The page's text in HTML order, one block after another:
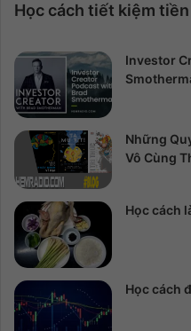
Học cách tiết kiệm
Investor
Những
Vô Cùng
Học cách
Học cách